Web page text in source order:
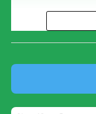
Com o resultado, o
permanece na
A primeira etapa